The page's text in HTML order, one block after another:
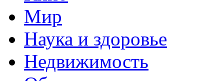
Мир
Наука и здоровье
Недвижимость